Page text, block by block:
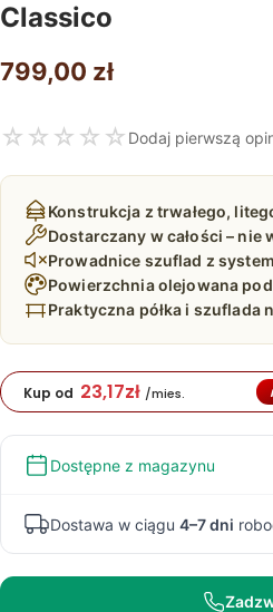
Classico
799,00 zł
☆ ☆ ☆ ☆ ☆ Dodaj pierwszą
Konstrukcja z trwałego,
Dostarczany w całości – nie
Prowadnice szuflad z
Powierzchnia olejowana
Praktyczna półka i szuflada
Kup od 23,17zł /mies.
Dostępne z magazynu
Dostawa w ciągu 4–7 dni